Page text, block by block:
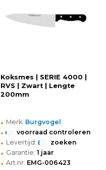
Koksmes | SERIE 4000 |
RVS | Zwart | Lengte
200mm
• Merk: Burgvogel
• voorraad controleren
• Levertijd: zoeken
• Garantie: 1 jaar
• Art.nr: EMG-006423